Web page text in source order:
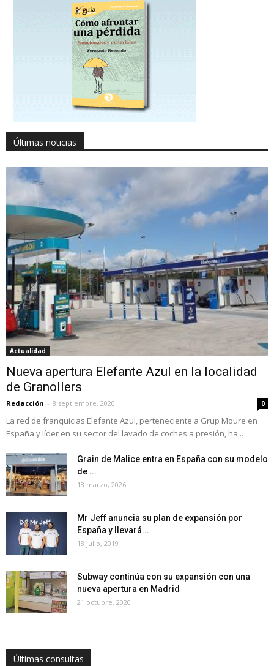
Últimas noticias
Actualidad
Nueva apertura Elefante Azul en la localidad
de Granollers
Redacción - 8 septiembre, 2020 0
La red de franquicias Elefante Azul, perteneciente a Grup Moure en
España y líder en su sector del lavado de coches a presión, ha...
Grain de Malice entra en España con su modelo
de ...
18 marzo, 2026
Mr Jeff anuncia su plan de expansión por
España y llevará...
18 julio, 2019
Subway continúa con su expansión con una
nueva apertura en Madrid
21 octubre, 2020
Últimas consultas